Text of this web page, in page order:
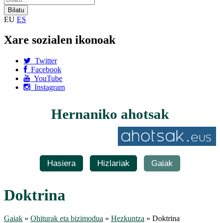
EU ES
Xare sozialen ikonoak
Twitter
Facebook
YouTube
Instagram
Hernaniko ahotsak
Hasiera Hizlariak Gaiak
Doktrina
Gaiak » Ohiturak eta bizimodua » Hezkuntza » Doktrina